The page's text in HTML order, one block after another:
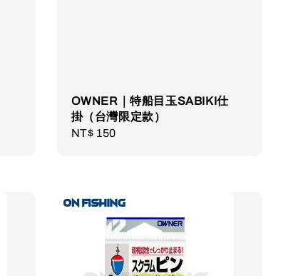
OWNER｜特船目玉SABIKI仕
掛（台灣限定款）
Regular
NT$ 150